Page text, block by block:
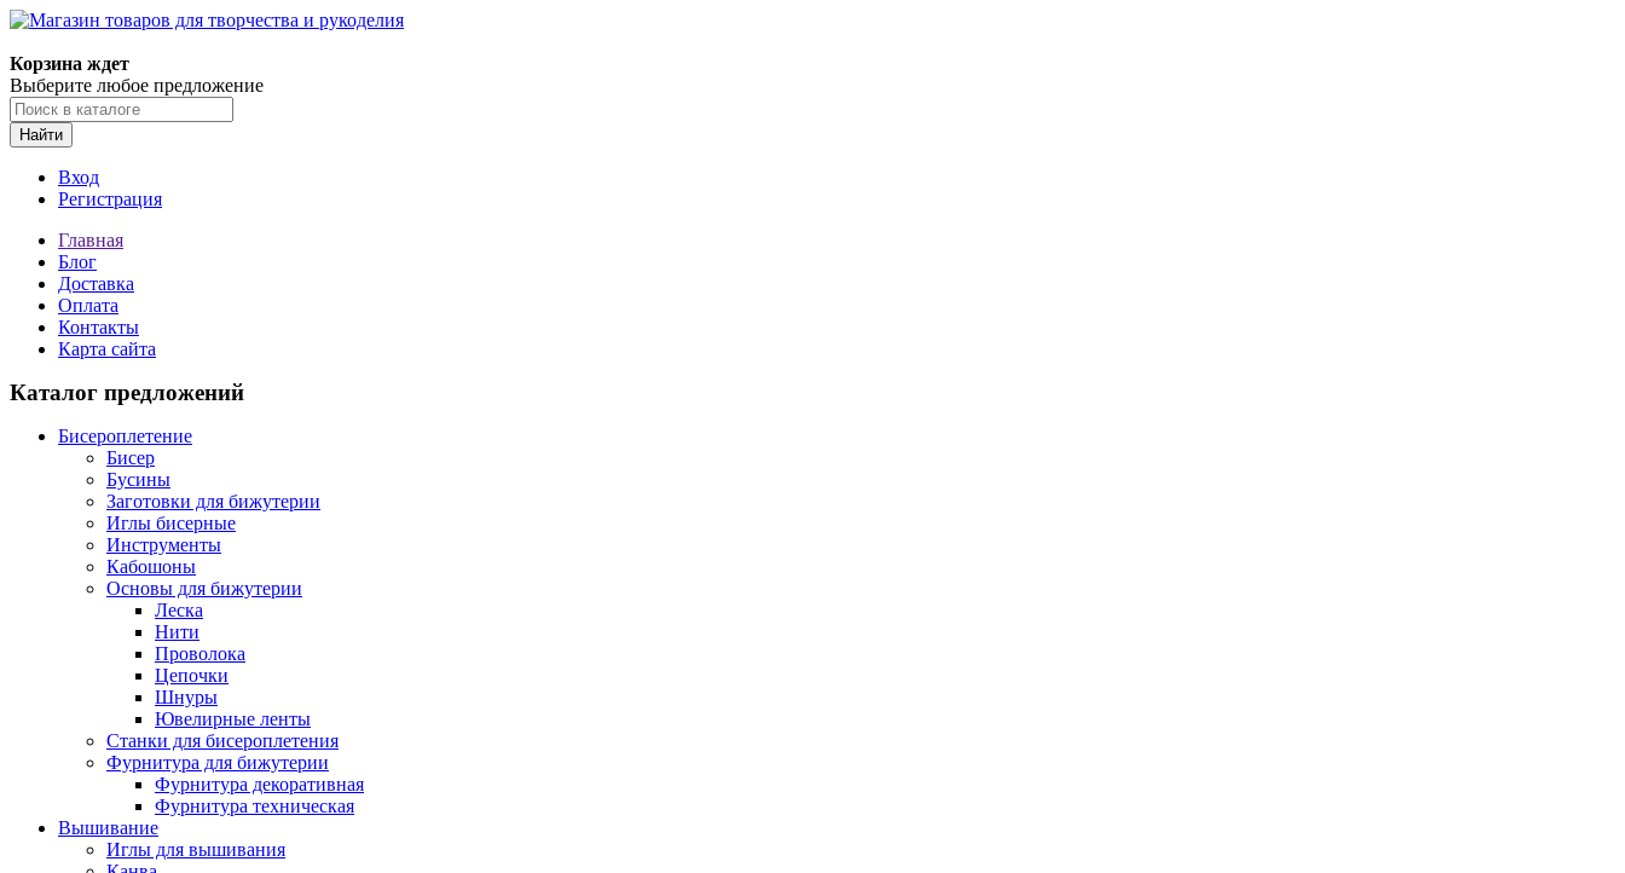
Корзина ждет
Выберите любое предложение
Найти
Вход
Регистрация
Главная
Блог
Доставка
Оплата
Контакты
Карта сайта
Каталог предложений
Бисероплетение
Бисер
Бусины
Заготовки для бижутерии
Иглы бисерные
Инструменты
Кабошоны
Основы для бижутерии
Леска
Нити
Проволока
Цепочки
Шнуры
Ювелирные ленты
Станки для бисероплетения
Фурнитура для бижутерии
Фурнитура декоративная
Фурнитура техническая
Вышивание
Иглы для вышивания